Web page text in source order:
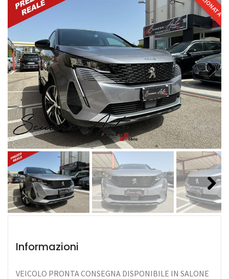
Next
Next
Informazioni
VEICOLO PRONTA CONSEGNA DISPONIBILE IN SALONE